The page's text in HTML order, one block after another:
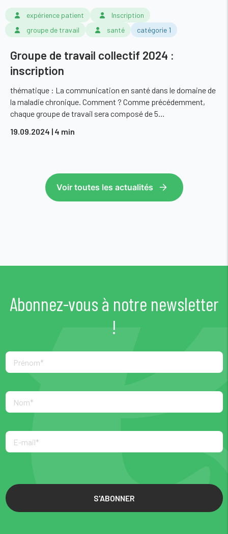
expérience patient
Inscription
groupe de travail
santé catégorie 1
Groupe de travail collectif 2024 :
inscription
thématique : La communication en santé dans le domaine de
la maladie chronique. Comment ? Comme précédemment,
chaque groupe de travail sera composé de 5…
19.09.2024 | 4 min
Voir toutes les actualités
Abonnez-vous à notre newsletter
!
S'ABONNER